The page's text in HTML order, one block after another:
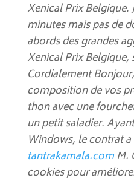
Xenical Prix Belgique.
minutes mais pas de
abords des grandes
Xenical Prix
Cordialement
composition de vos
thon avec une
un petit saladier.
Windows, le contrat
tantrakamala.comM.
cookies pour